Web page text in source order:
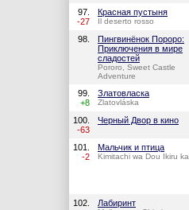
97.
-27
Красная пустыня
Il deserto rosso
98.
Пингвинёнок Пороро:
Приключения в мире
сладостей
Pororo, Sweet Castle
Adventure
99.
+8
Златовласка
Zlatovláska
100.
-63
Черный Двор в кино
101.
-2
Мальчик и птица
Kimitachi wa Dou Ikiru ka
102. Лабиринт